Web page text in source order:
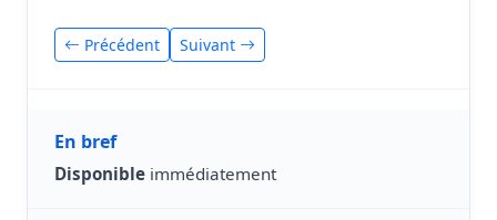
Précédent Suivant
En bref
Disponible immédiatement